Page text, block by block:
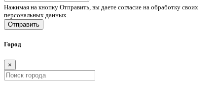
Нажимая на кнопку Отправить, вы даете согласие на обработку своих
персональных данных.
Отправить
Город
×